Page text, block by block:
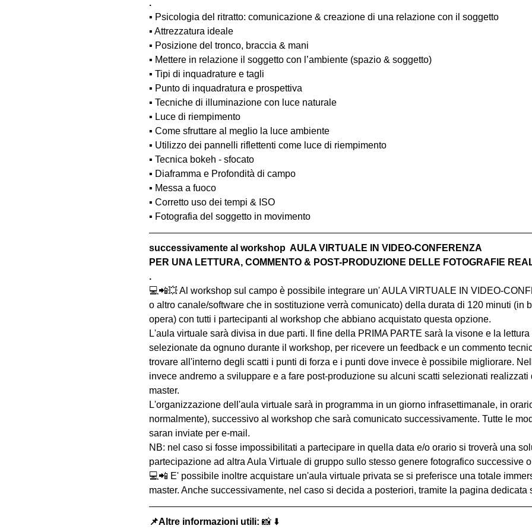
.
▪️ Psicologia del ritratto: comunicazione & creazione di una relazione con il soggetto
▪️ Attrezzatura ideale
▪️ Posizione del tronco, braccia & mani
▪️ Mettere in relazione il soggetto con l’ambiente (spazio & soggetto)
▪️ Tipi di inquadrature e tagli
▪️ Punto di inquadratura e prospettiva
▪️ Tecniche di illuminazione con luce naturale
▪️ Luce di riempimento
▪️ Come sfruttare al meglio la luce ambiente
▪️ Utilizzo dei pannelli riflettenti come luce di riempimento
▪️ Tecnica bokeh - sfocato
▪️ Diaframma e Profondità di campo
▪️ Messa a fuoco
▪️ Corretto uso dei tempi & ISO
▪️ Fotografia del soggetto in movimento
successivamente al workshop  AULA VIRTUALE IN VIDEO-CONFERENZA
PER UNA LETTURA, COMMENTO & POST-PRODUZIONE DELLE FOTOGRAFIE
.
💻📲💥 Al workshop sul campo è possibile integrare un' AULA VIRTUALE IN VIDEO-
o altro canale/software che in sostituzione verrà comunicato) della durata di 120 minuti (in
opera) con tutti i partecipanti al workshop che abbiano acquistato questa opzione.
L'aula virtuale sarà divisa in due parti. Il fine della PRIMA PARTE sarà la visone e la
selezionate da ognuno durante il workshop, per ricevere un feedback e un commento
trovare all'interno degli scatti i punti di forza e i punti dove invece è possibile migliorare.
invece andremo a sviluppare e a fare post-produzione su alcuni scatti selezionati realizzati
master.
L'organizzazione dell'aula virtuale sarà in programma in un giorno infrasettimanale, in
normalmente), successivo al workshop che sarà comunicato successivamente. Tutte le
saran inviate per e-mail.
NB: nel caso si fosse impossibilitati a partecipare in quella data e/o orario si troverà una
partecipazione ad altra Aula Virtuale di gruppo sullo stesso genere fotografico successive
💻📲 E' possibile inoltre acquistare un'aula virtuale privata se si preferisce una totale
master. Anche successivamente, nel caso si decida a posteriori, tramite la pagina dedicata
📌Altre informazioni utili: 📸 ⬇️